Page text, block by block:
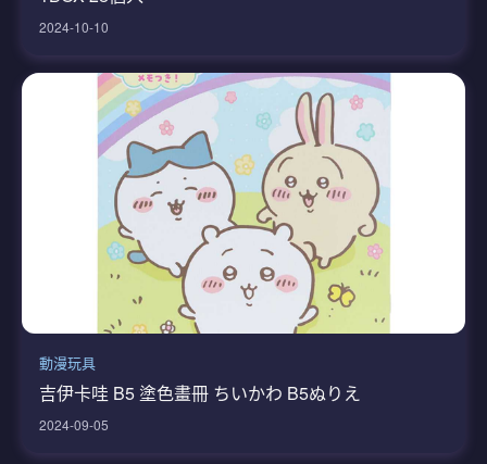
2024-10-10
動漫玩具
吉伊卡哇 B5 塗色畫冊 ちいかわ B5ぬりえ
2024-09-05